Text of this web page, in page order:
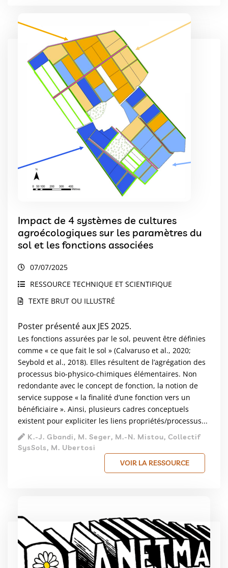
Impact de 4 systèmes de cultures
agroécologiques sur les paramètres du
sol et les fonctions associées
07/07/2025
RESSOURCE TECHNIQUE ET SCIENTIFIQUE
TEXTE BRUT OU ILLUSTRÉ
Poster présenté aux JES 2025.
Les fonctions assurées par le sol, peuvent être définies
comme « ce que fait le sol » (Calvaruso et al., 2020;
Seybold et al., 2018). Elles résultent de l’agrégation des
processus bio-physico-chimiques élémentaires. Non
redondante avec le concept de fonction, la notion de
service suppose « la finalité d’une fonction vers un
bénéficiaire ». Ainsi, plusieurs cadres conceptuels
existent pour expliciter les liens propriétés/processus...
K.-J. Gbandi, M. Seger, M.-N. Mistou, Collectif
SysSols, M. Ubertosi
VOIR LA RESSOURCE